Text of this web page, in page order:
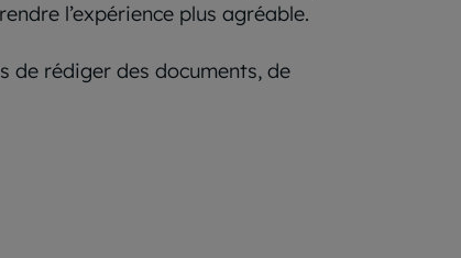
l’expérience plus agréable.
de rédiger des documents, de